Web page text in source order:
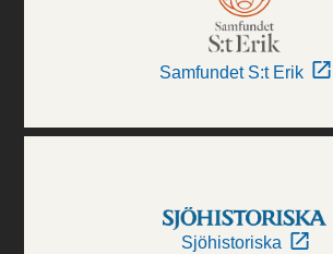
Samfundet S:t Erik
Sjöhistoriska